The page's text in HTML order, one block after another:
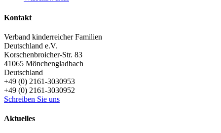
Kontakt
Verband kinderreicher Familien
Deutschland e.V.
Korschenbroicher-Str. 83
41065 Mönchengladbach
Deutschland
+49 (0) 2161-3030953
+49 (0) 2161-3030952
Schreiben Sie uns
Aktuelles